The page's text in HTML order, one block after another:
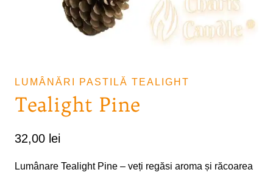
LUMÂNĂRI PASTILĂ TEALIGHT
Tealight Pine
32,00 lei
Lumânare Tealight Pine – veți regăsi aroma și răcoarea